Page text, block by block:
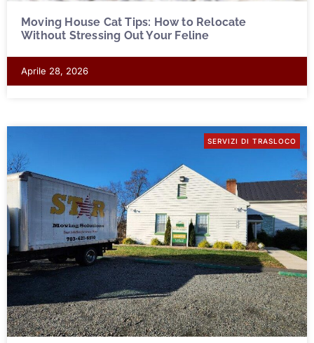
Moving House Cat Tips: How to Relocate
Without Stressing Out Your Feline
Aprile 28, 2026
SERVIZI DI TRASLOCO